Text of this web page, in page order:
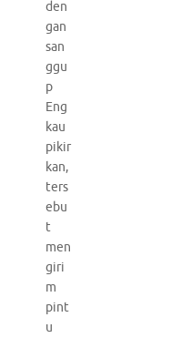
den
gan
san
ggu
p
Eng
kau
pikir
kan,
ters
ebu
t
men
giri
m
pint
u